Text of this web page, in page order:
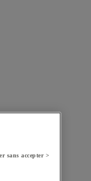
sans accepter >